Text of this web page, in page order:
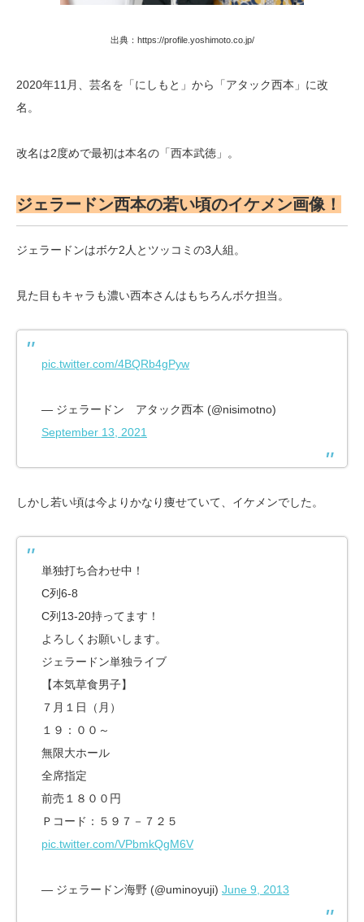
出典：https://profile.yoshimoto.co.jp/
2020年11月、芸名を「にしもと」から「アタック西本」に改
名。
改名は2度めで最初は本名の「西本武徳」。
ジェラードン西本の若い頃のイケメン画像！
ジェラードンはボケ2人とツッコミの3人組。
見た目もキャラも濃い西本さんはもちろんボケ担当。
pic.twitter.com/4BQRb4gPyw
— ジェラードン アタック西本 (@nisimotno)
September 13, 2021
しかし若い頃は今よりかなり痩せていて、イケメンでした。
単独打ち合わせ中！
C列6-8
C列13-20持ってます！
よろしくお願いします。
ジェラードン単独ライブ
【本気草食男子】
７月１日（月）
１９：００～
無限大ホール
全席指定
前売１８００円
Ｐコード：５９７－７２５
pic.twitter.com/VPbmkQgM6V
— ジェラードン海野 (@uminoyuji) June 9, 2013